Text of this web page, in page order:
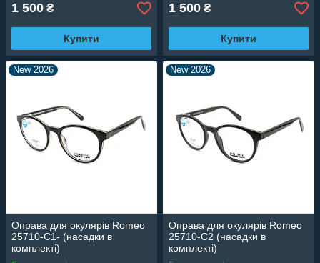
1 500 ₴
Купити
1 500 ₴
Купити
New 2026
Оправа для окулярів Romeo
25710-C1- (насадки в
комплекті)
New 2026
Оправа для окулярів Romeo
25710-C2 (насадки в
комплекті)